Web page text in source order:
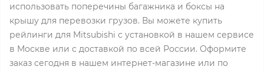
использовать поперечины багажника и боксы на
крышу для перевозки грузов. Вы можете купить
рейлинги для Mitsubishi с установкой в нашем сервисе
в Москве или с доставкой по всей России. Оформите
заказ сегодня в нашем интернет-магазине или по